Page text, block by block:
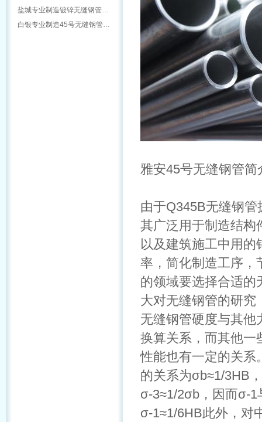
盐城专业制造镀锌无缝钢管…
白银专业制造45号无缝钢管…
雅安45号无缝钢管简
由于Q345B无缝钢
其广泛用于制造结构
以及建筑施工中用
率，简化制造工序，
的领域要选择合适的
大对无缝钢管的研究
无缝钢管硬度与其他
换算关系，而其他一
性能也有一定的关系
的关系为σb≈1/3HB
σ-3≈1/2σb，因而σ-1
σ-1≈1/6HB此外，对